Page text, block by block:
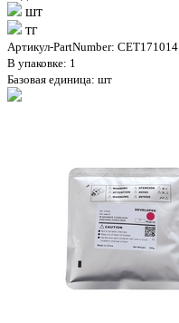
шт
тг
Артикул-PartNumber: CET171014
В упаковке: 1
Базовая единица: шт